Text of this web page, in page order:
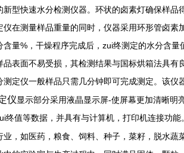
新型快速水分检测仪器。环状的卤素灯确保样
仪在测量样品重量的同时，仪器采用环形管卤
含量%，干燥程序完成后，zui终测定的水分含
品表面不易受损，其检测结果与国标烘箱法具
测定仪一般样品只需几分钟即可完成测定。该仪
仪显示部分采用液晶显示屏-使屏幕更加清晰明
终值等数据，并具有与计算机，打印机连接功能
业，如医药，粮食、饲料、种子，菜籽，脱水